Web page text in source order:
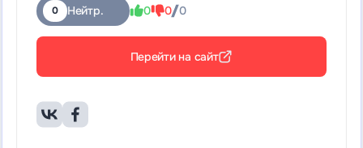
0 Нейтр. 0 0 0
Перейти на сайт